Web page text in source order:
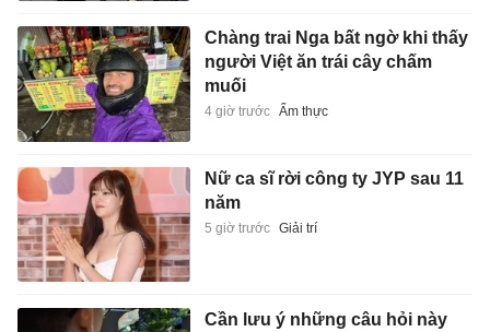
Chàng trai Nga bất ngờ khi thấy
người Việt ăn trái cây chấm
muối
4 giờ trước Ẩm thực
Nữ ca sĩ rời công ty JYP sau 11
năm
5 giờ trước Giải trí
Cần lưu ý những câu hỏi này